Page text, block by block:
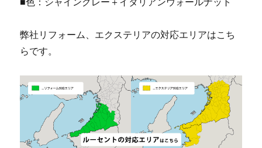
弊社リフォーム、エクステリアの対応エリアはこち
らです。